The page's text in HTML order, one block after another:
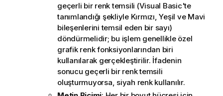
geçerli bir renk temsili (Visual Basic'te
tanımlandığı şekliyle Kırmızı, Yeşil ve Mavi
bileşenlerini temsil eden bir sayı)
döndürmelidir; bu işlem genellikle özel
grafik renk fonksiyonlarından biri
kullanılarak gerçekleştirilir. İfadenin
sonucu geçerli bir renk temsili
oluşturmuyorsa, siyah renk kullanılır.